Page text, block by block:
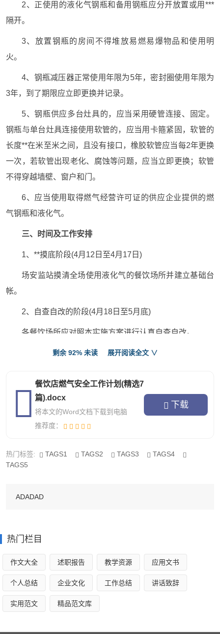
2、正使用的液化气钢瓶和备用钢瓶应分开放置或用***
隔开。
3、放置钢瓶的房间不得堆放易燃易爆物品和使用明
火。
4、钢瓶减压器正常使用年限为5年，密封圈使用年限为
3年，到了期限应立即更换并记录。
5、钢瓶供应多台灶具的，应当采用硬管连接、固定。
钢瓶与单台灶具连接使用软管的，应当用卡箍紧固，软管的
长度**在米至米之间，且没有接口，橡胶软管应当每2年更换
一次，若软管出现老化、腐蚀等问题，应当立即更换；软管
不得穿越墙壁、窗户和门。
6、应当使用取得燃气经营许可证的供应企业提供的燃
气钢瓶和液化气。
三、时间及工作安排
1、**摸底阶段(4月12日至4月17日)
场安监站摸清全场使用液化气的餐饮场所并建立基础台
帐。
2、自查自改的阶段(4月18日至5月底)
各餐饮场所应对照本实施方案进行认真自查自改。
4、督查和总结阶段(6月至7月)
工作。
本学期，我校安全工作进一步加强以学校安全为本的各
伤害事故处理办法》及学校安全治理条例、上级各部门安全
完善学校内部安全治理体制，形成齐抓共管学校安全弟靛
系，避免各类事故的发生。
二、实施方案
求新务实严治理，追求规范显安全。留意*时安全教育，
剩余 92% 未读 展开阅读全文 ∨
餐饮店燃气安全工作计划(精选7
篇).docx
将本文的Word文档下载到电脑
推荐度：
下载
热门标签: TAGS1 TAGS2 TAGS3
TAGS4
TAGS5
ADADAD
热门栏目
作文大全 述职报告 教学资源 应用文书
个人总结 企业文化 工作总结 讲话致辞
实用范文 精品范文库